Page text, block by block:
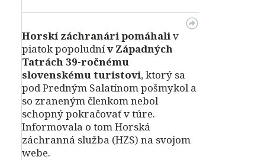
Horskí záchranári pomáhaliv
piatok popoludnív Západných
Tatrách 39-ročnému
slovenskému turistovi, ktorý sa
pod Predným Salatínom pošmykol a
so zraneným členkom nebol
schopný pokračovať v túre.
Informovala o tom Horská
záchranná služba (HZS) na svojom
webe.